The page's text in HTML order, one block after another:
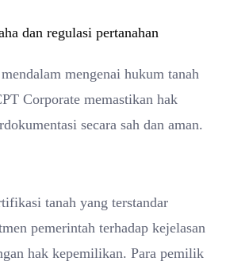
dan regulasi pertanahan
mengenai hukum tanah
Corporate memastikan hak
secara sah dan aman.
tanah yang terstandar
pemerintah terhadap kejelasan
hak kepemilikan. Para pemilik